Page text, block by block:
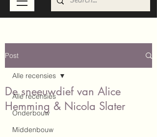
Post
Alle recensies
Onderbouw
Middenbouw
Alle recensies
De sneeuwdief van Alice
Hemming & Nicola Slater